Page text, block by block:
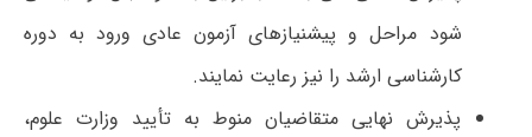
شود مراحل و پیشنیازهای آزمون عادی ورود به دوره
کارشناسی ارشد را نیز رعایت نمایند.
پذیرش نهایی متقاضیان منوط به تأیید وزارت علوم،